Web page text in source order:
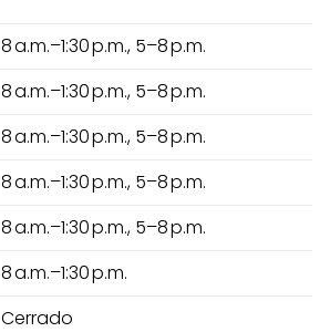
8 a.m.–1:30 p.m., 5–8 p.m.
8 a.m.–1:30 p.m., 5–8 p.m.
8 a.m.–1:30 p.m., 5–8 p.m.
8 a.m.–1:30 p.m., 5–8 p.m.
8 a.m.–1:30 p.m., 5–8 p.m.
8 a.m.–1:30 p.m.
Cerrado